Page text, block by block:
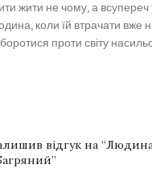
жити не чому, а всупереч
коли їй втрачати вже
проти світу
відгук на